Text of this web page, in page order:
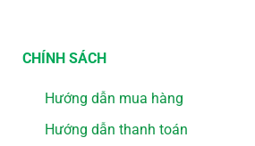
CHÍNH SÁCH
Hướng dẫn mua hàng
Hướng dẫn thanh toán